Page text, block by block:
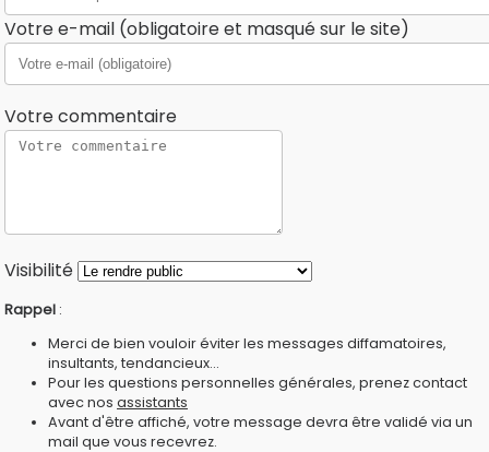
Votre e-mail (obligatoire et masqué sur le site)
Votre commentaire
Visibilité
Rappel :
Merci de bien vouloir éviter les messages diffamatoires,
insultants, tendancieux...
Pour les questions personnelles générales, prenez contact
avec nos assistants
Avant d'être affiché, votre message devra être validé via un
mail que vous recevrez.